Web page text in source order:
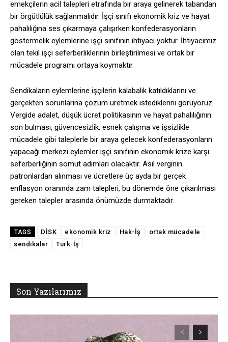
emekçilerin acil talepleri etrafında bir araya gelinerek tabandan
bir örgütlülük sağlanmalıdır. İşçi sınıfı ekonomik kriz ve hayat
pahalılığına ses çıkarmaya çalışırken konfederasyonların
göstermelik eylemlerine işçi sınıfının ihtiyacı yoktur. İhtiyacımız
olan tekil işçi seferberliklerinin birleştirilmesi ve ortak bir
mücadele programı ortaya koymaktır.
Sendikaların eylemlerine işçilerin kalabalık katıldıklarını ve
gerçekten sorunlarına çözüm üretmek istediklerini görüyoruz.
Vergide adalet, düşük ücret politikasının ve hayat pahalılığının
son bulması, güvencesizlik, esnek çalışma ve işsizlikle
mücadele gibi taleplerle bir araya gelecek konfederasyonların
yapacağı merkezi eylemler işçi sınıfının ekonomik krize karşı
seferberliğinin somut adımları olacaktır. Asıl verginin
patronlardan alınması ve ücretlere üç ayda bir gerçek
enflasyon oranında zam talepleri, bu dönemde öne çıkarılması
gereken talepler arasında önümüzde durmaktadır.
TAGS DİSK ekonomik kriz Hak-İş
ortak mücadele
sendikalar
Türk-İş
Son Yazılarımız